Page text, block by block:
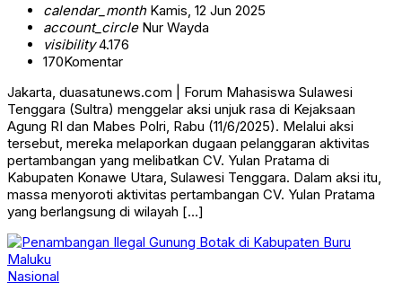
calendar_monthKamis, 12 Jun 2025
account_circleNur Wayda
visibility4.176
170Komentar
Jakarta, duasatunews.com | Forum Mahasiswa Sulawesi
Tenggara (Sultra) menggelar aksi unjuk rasa di Kejaksaan
Agung RI dan Mabes Polri, Rabu (11/6/2025). Melalui aksi
tersebut, mereka melaporkan dugaan pelanggaran aktivitas
pertambangan yang melibatkan CV. Yulan Pratama di
Kabupaten Konawe Utara, Sulawesi Tenggara. Dalam aksi itu,
massa menyoroti aktivitas pertambangan CV. Yulan Pratama
yang berlangsung di wilayah […]
Nasional